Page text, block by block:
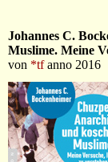
Johannes C.
Muslime. Meine
von *tfanno 2016